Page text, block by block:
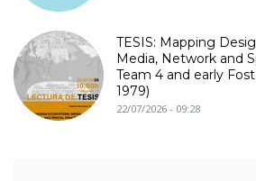
TESIS: Mapping
Media, Network and
Team 4 and early
1979)
22/07/2026 - 09:28